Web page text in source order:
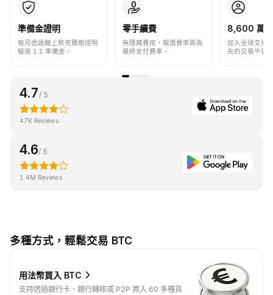
準備金證明
每月透過鏈上默克爾樹證明
驗證 1:1 準備金。
零手續費
無隱藏費用，報價費率即為
最終支付費率。
8,600 萬+
加入全球交易
先的交易平臺
4.7/ 5
47K Reviews
4.6/ 5
1.4M Reviews
多種方式，輕鬆交易 BTC
用法幣買入 BTC
支持透過銀行卡、銀行轉賬或 P2P 買入 60 多種貨